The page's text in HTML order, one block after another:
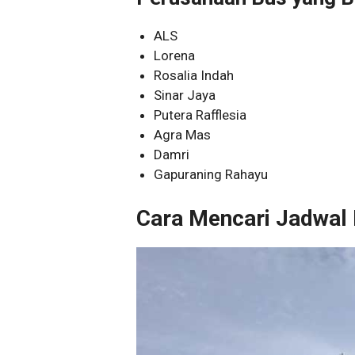
ALS
Lorena
Rosalia Indah
Sinar Jaya
Putera Rafflesia
Agra Mas
Damri
Gapuraning Rahayu
Cara Mencari Jadwal